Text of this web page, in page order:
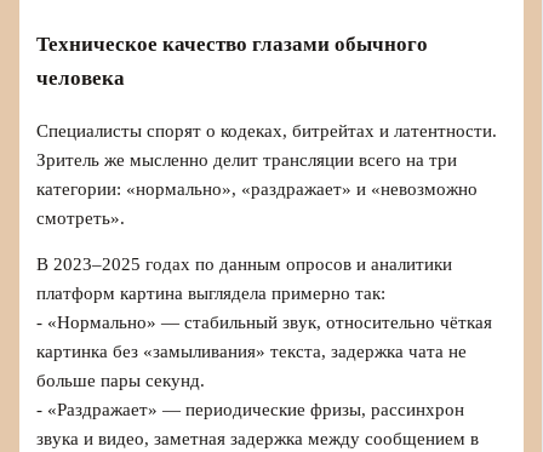
Техническое качество глазами обычного
человека
Специалисты спорят о кодеках, битрейтах и латентности.
Зритель же мысленно делит трансляции всего на три
категории: «нормально», «раздражает» и «невозможно
смотреть».
В 2023–2025 годах по данным опросов и аналитики
платформ картина выглядела примерно так:
- «Нормально» — стабильный звук, относительно чёткая
картинка без «замыливания» текста, задержка чата не
больше пары секунд.
- «Раздражает» — периодические фризы, рассинхрон
звука и видео, заметная задержка между сообщением в